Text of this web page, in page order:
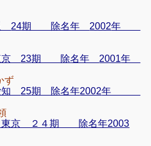
24期 除名年 2002年
23期 除名年 2001年
ず
25期 除名年2002年
２４期 除名年2003